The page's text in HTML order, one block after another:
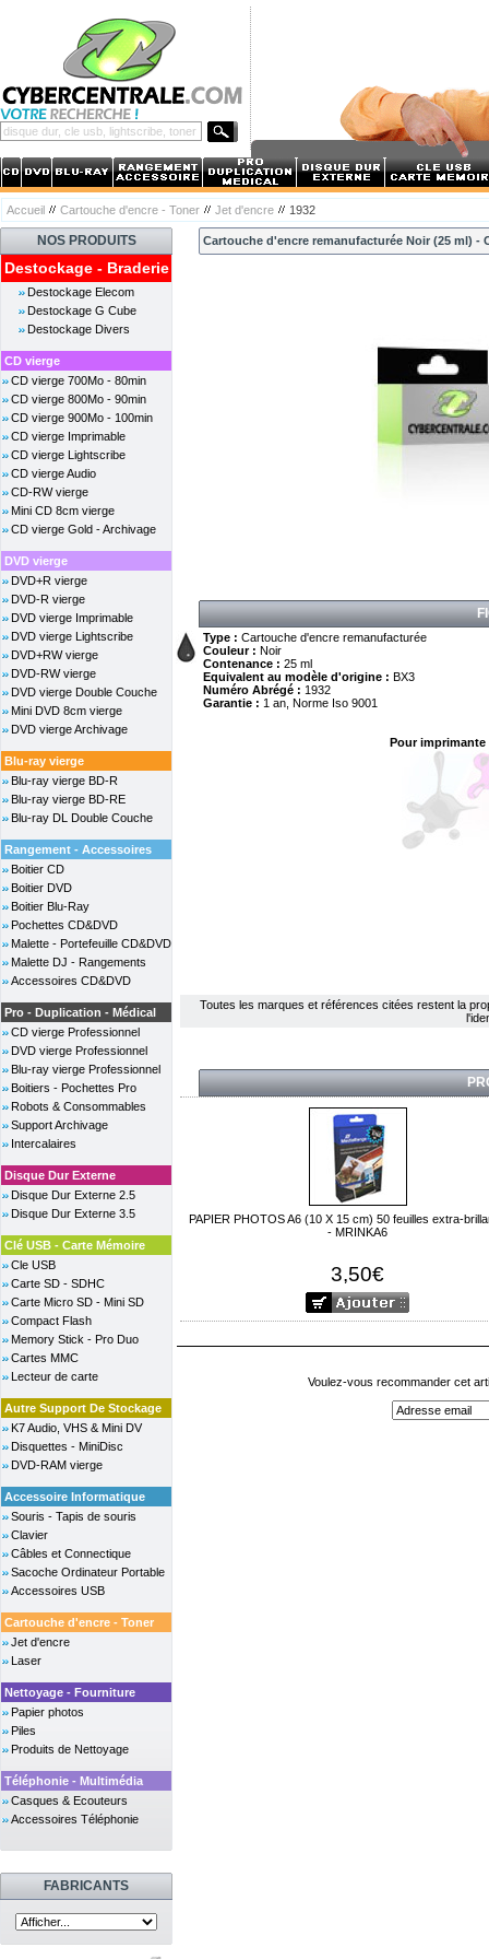
Accueil Cartouche d'encre - Toner Jet d'encre 1932
NOS PRODUITS
Destockage - Braderie
Destockage Elecom
Destockage G Cube
Destockage Divers
CD vierge
CD vierge 700Mo - 80min
CD vierge 800Mo - 90min
CD vierge 900Mo - 100min
CD vierge Imprimable
CD vierge Lightscribe
CD vierge Audio
CD-RW vierge
Mini CD 8cm vierge
CD vierge Gold - Archivage
DVD vierge
DVD+R vierge
DVD-R vierge
DVD vierge Imprimable
DVD vierge Lightscribe
DVD+RW vierge
DVD-RW vierge
DVD vierge Double Couche
Mini DVD 8cm vierge
DVD vierge Archivage
Blu-ray vierge
Blu-ray vierge BD-R
Blu-ray vierge BD-RE
Blu-ray DL Double Couche
Rangement - Accessoires
Boitier CD
Boitier DVD
Boitier Blu-Ray
Pochettes CD&DVD
Malette - Portefeuille CD&DVD
Malette DJ - Rangements
Accessoires CD&DVD
Pro - Duplication - Médical
CD vierge Professionnel
DVD vierge Professionnel
Blu-ray vierge Professionnel
Boitiers - Pochettes Pro
Robots & Consommables
Support Archivage
Intercalaires
Disque Dur Externe
Disque Dur Externe 2.5
Disque Dur Externe 3.5
Clé USB - Carte Mémoire
Cle USB
Carte SD - SDHC
Carte Micro SD - Mini SD
Compact Flash
Memory Stick - Pro Duo
Cartes MMC
Lecteur de carte
Autre Support De Stockage
K7 Audio, VHS & Mini DV
Disquettes - MiniDisc
DVD-RAM vierge
Accessoire Informatique
Souris - Tapis de souris
Clavier
Câbles et Connectique
Sacoche Ordinateur Portable
Accessoires USB
Cartouche d'encre - Toner
Jet d'encre
Laser
Nettoyage - Fourniture
Papier photos
Piles
Produits de Nettoyage
Téléphonie - Multimédia
Casques & Ecouteurs
Accessoires Téléphonie
FABRICANTS
Cartouche d'encre remanufacturée Noir (25 ml) -
Type : Cartouche d'encre remanufacturée
Couleur : Noir
Contenance : 25 ml
Equivalent au modèle d'origine : BX3
Numéro Abrégé : 1932
Garantie : 1 an, Norme Iso 9001
Pour imprimante
Toutes les marques et références citées restent la
PAPIER PHOTOS A6 (10 X 15 cm) 50 feuilles extra-
- MRINKA6
3,50€
Voulez-vous recommander cet